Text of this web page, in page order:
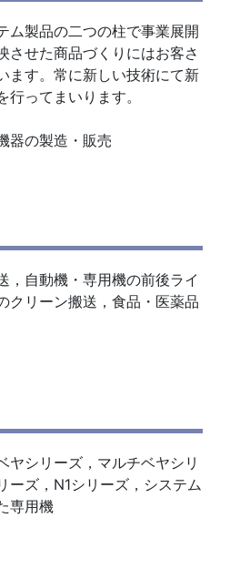
ム製品の二つの柱で事業展開
させた商品づくりにはお客さ
ます。常に新しい技術にて新
ってまいります。
器の製造・販売
，自動機・専用機の前後ライ
クリーン搬送，食品・医薬品
ヤシリーズ，マルチベヤシリ
ーズ，N1シリーズ，システム
専用機